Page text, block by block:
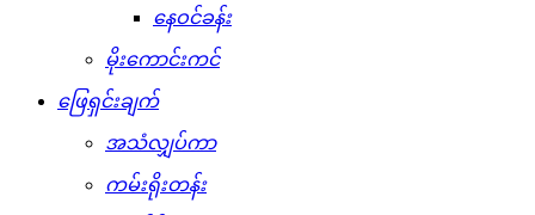
နေဝင်ခန်း
မိုးကောင်းကင်
ဖြေရှင်းချက်
အသံလျှပ်ကာ
ကမ်းရိုးတန်း